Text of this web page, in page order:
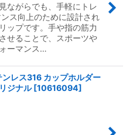
ながらでも、手軽にトレ
ス向上のために設計され
ップです。手や指の筋力
せることで、スポーツや
ーマンス…
ンレス316 カップホルダー
ジナル [10616094]